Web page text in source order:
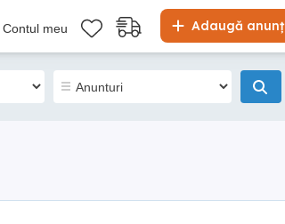
Adaugă anunț
Contul meu